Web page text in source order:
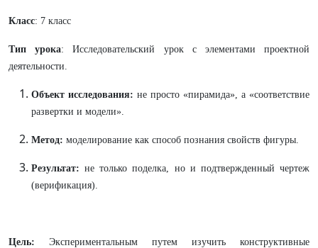
Класс: 7 класс
Тип урока: Исследовательский урок с элементами проектной
деятельности.
Объект исследования: не просто «пирамида», а «соответствие
развертки и модели».
Метод: моделирование как способ познания свойств фигуры.
Результат: не только поделка, но и подтвержденный чертеж
(верификация).
Цель: Экспериментальным путем изучить конструктивные